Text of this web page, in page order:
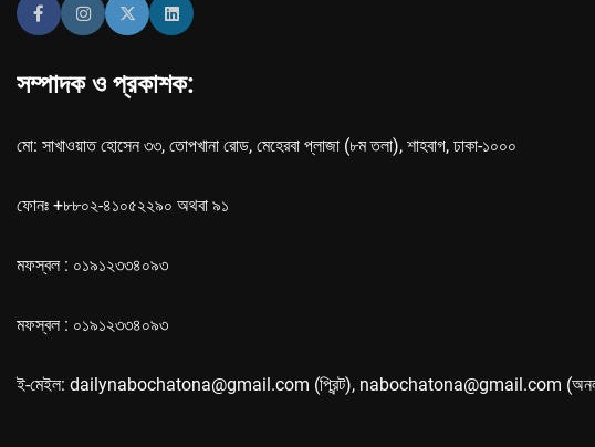
সম্পাদক ও প্রকাশক:
মো: সাখাওয়াত হোসেন ৩৩, তোপখানা রোড, মেহেরবা প্লাজা (৮ম তলা), শাহবাগ, ঢাকা-১০০০
ফোনঃ +৮৮০২-৪১০৫২২৯০ অথবা ৯১
মফস্বল : ০১৯১২৩৩৪০৯৩
মফস্বল : ০১৯১২৩৩৪০৯৩
ই-মেইল: dailynabochatona@gmail.com (প্রিন্ট), nabochatona@gmail.com